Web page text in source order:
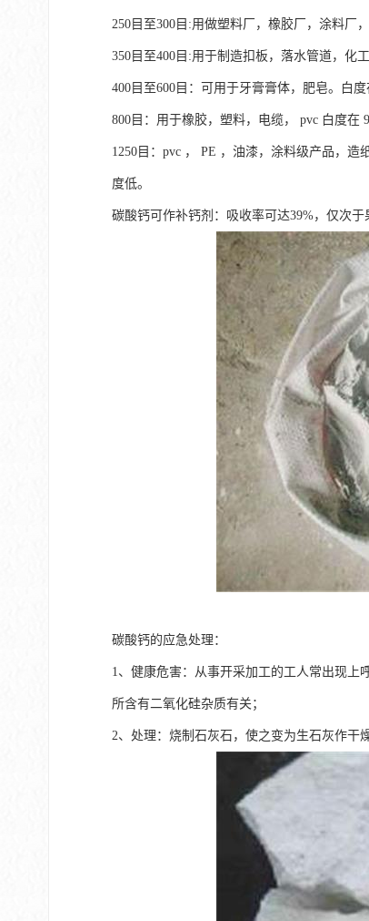
250目至300目:用做塑料厂，橡胶厂，涂料厂
350目至400目:用于制造扣板，落水管道，化
400目至600目：可用于牙膏膏体，肥皂。白
800目：用于橡胶，塑料，电缆， pvc 白度在
1250目：pvc ， PE ，油漆，涂料级产品，
度低。
碳酸钙可作补钙剂：吸收率可达39%，仅次
碳酸钙的应急处理：
1、健康危害：从事开采加工的工人常出现上
所含有二氧化硅杂质有关；
2、处理：烧制石灰石，使之变为生石灰作干